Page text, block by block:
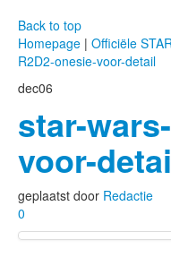
Back to top
Homepage | Officiële
R2D2-onesie-voor-detail
dec06
star-
voor-
geplaatst door Redactie
0